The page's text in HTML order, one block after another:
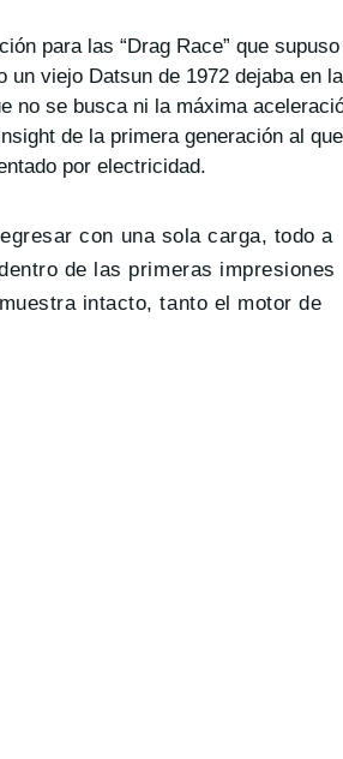
para las “Drag Race” que
viejo Datsun de 1972 dejaba en la
no se busca ni la máxima
de la primera generación al
por electricidad.
con una sola carga, todo a
de las primeras impresiones
intacto, tanto el motor de